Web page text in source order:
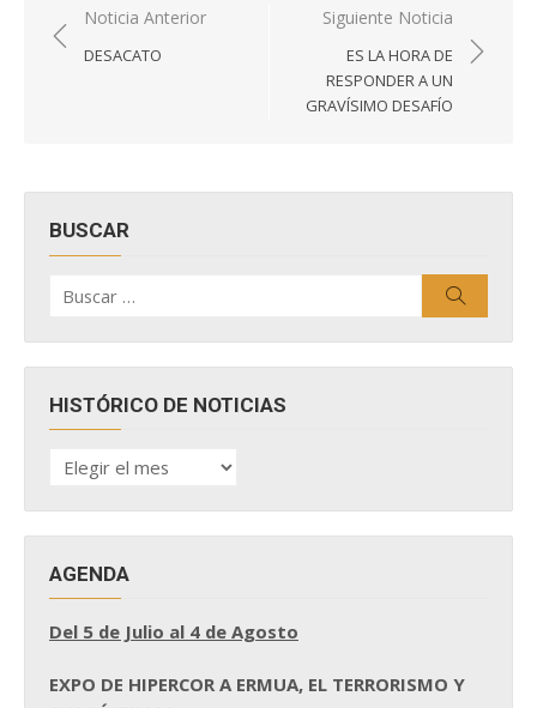
Navegación
de
Noticia Anterior
DESACATO
Siguiente Noticia
ES LA HORA DE
RESPONDER A UN
GRAVÍSIMO DESAFÍO
BUSCAR
por:
HISTÓRICO DE NOTICIAS
HISTÓRICO
DE
AGENDA
Del 5 de Julio al 4 de Agosto
EXPO DE HIPERCOR A ERMUA, EL TERRORISMO Y